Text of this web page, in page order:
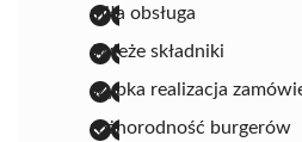
miła obsługa
świeże składniki
szybka realizacja
różnorodność burgerów